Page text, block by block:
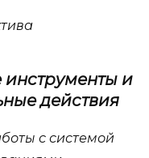
и
действия
с системой